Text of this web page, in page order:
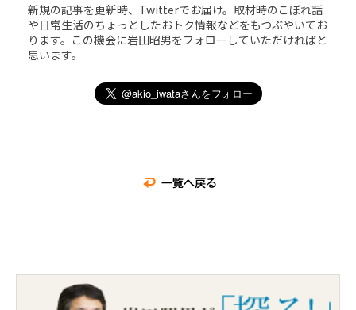
新規の記事を更新時、Twitterでお届け。取材時のこぼれ話
や日常生活のちょっとしたおトク情報などをもつぶやいてお
ります。この機会に岩田昭男をフォローしていただければと
思います。